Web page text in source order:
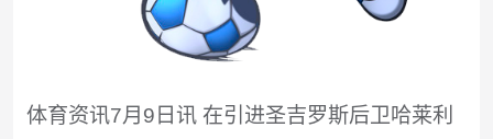
体育资讯7月9日讯 在引进圣吉罗斯后卫哈莱利